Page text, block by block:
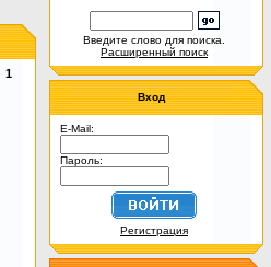
1
Введите слово для поиска.
Расширенный поиск
Вход
E-Mail:
Пароль:
Регистрация